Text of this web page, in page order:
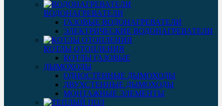
ВОДОНАГРЕВАТЕЛИ
ГАЗОВЫЕ ВОДОНАГРЕВАТЕЛИ
ЭЛЕКТРИЧЕСКИЕ ВОДОНАГРЕВАТЕЛИ
КОТЛЫ ОТОПЛЕНИЯ
КОТЛЫ ГАЗОВЫЕ
ДЫМОХОДЫ
ОДНОСТЕННЫЕ ДЫМОХОДЫ
ДВУХСТЕННЫЕ ДЫМОХОДЫ
МОНТАЖНЫЕ ЭЛЕМЕНТЫ